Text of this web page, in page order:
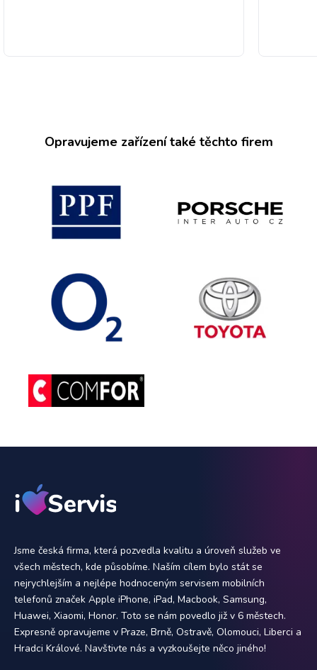
Opravujeme zařízení také těchto firem
Jsme česká firma, která pozvedla kvalitu a úroveň služeb ve
všech městech, kde působíme. Naším cílem bylo stát se
nejrychlejším a nejlépe hodnoceným servisem mobilních
telefonů značek Apple iPhone, iPad, Macbook, Samsung,
Huawei, Xiaomi, Honor. Toto se nám povedlo již v 6 městech.
Expresně opravujeme v Praze, Brně, Ostravě, Olomouci, Liberci a
Hradci Králové. Navštivte nás a vyzkoušejte něco jiného!